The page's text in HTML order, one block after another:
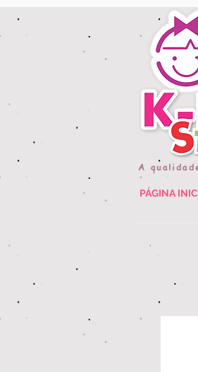
A
PÁGINA